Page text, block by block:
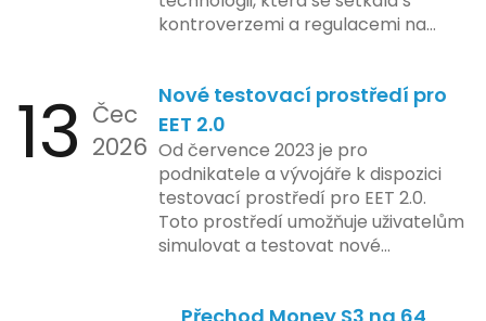
kontroverzemi a regulacemi na
implementace funkce, která by
mohla porušovat určité zákonné
limity na ochranu osobních údajů.
Tato technologie se zaměřuje na
pokročilé sledování uživatelských
aktivit, což vyvolalo obavy ohledně
soukromí a ochrany dat uživatelů.
bezpečnost a ochranu spotřebitelů,
13 Čec
2026
Nové testovací prostředí pro
EET 2.0
Od července 2023 je pro
podnikatele a vývojáře k dispozici
testovací prostředí pro EET 2.0.
Toto prostředí umožňuje uživatelům
simulovat a testovat nové